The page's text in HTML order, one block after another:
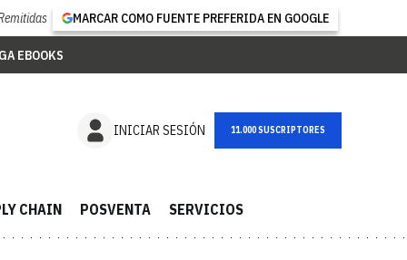
MARCAR COMO FUENTE PREFERIDA EN GOOGLE
EBOOKS
INICIAR SESIÓN NEWSLETTER
CHAIN POSVENTA SERVICIOS